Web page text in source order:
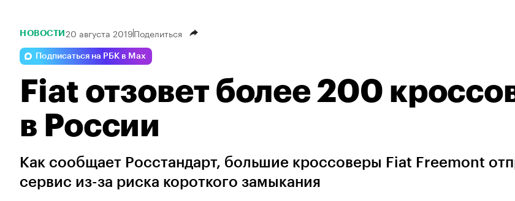
НОВОСТИ 20 августа 2019Поделиться
Подписаться на РБК в Max
Fiat отзовет более 200
в России
Как сообщает Росстандарт, большие кроссоверы Fiat Freemont
сервис из-за риска короткого замыкания